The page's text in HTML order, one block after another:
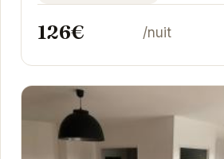
126€ /nuit